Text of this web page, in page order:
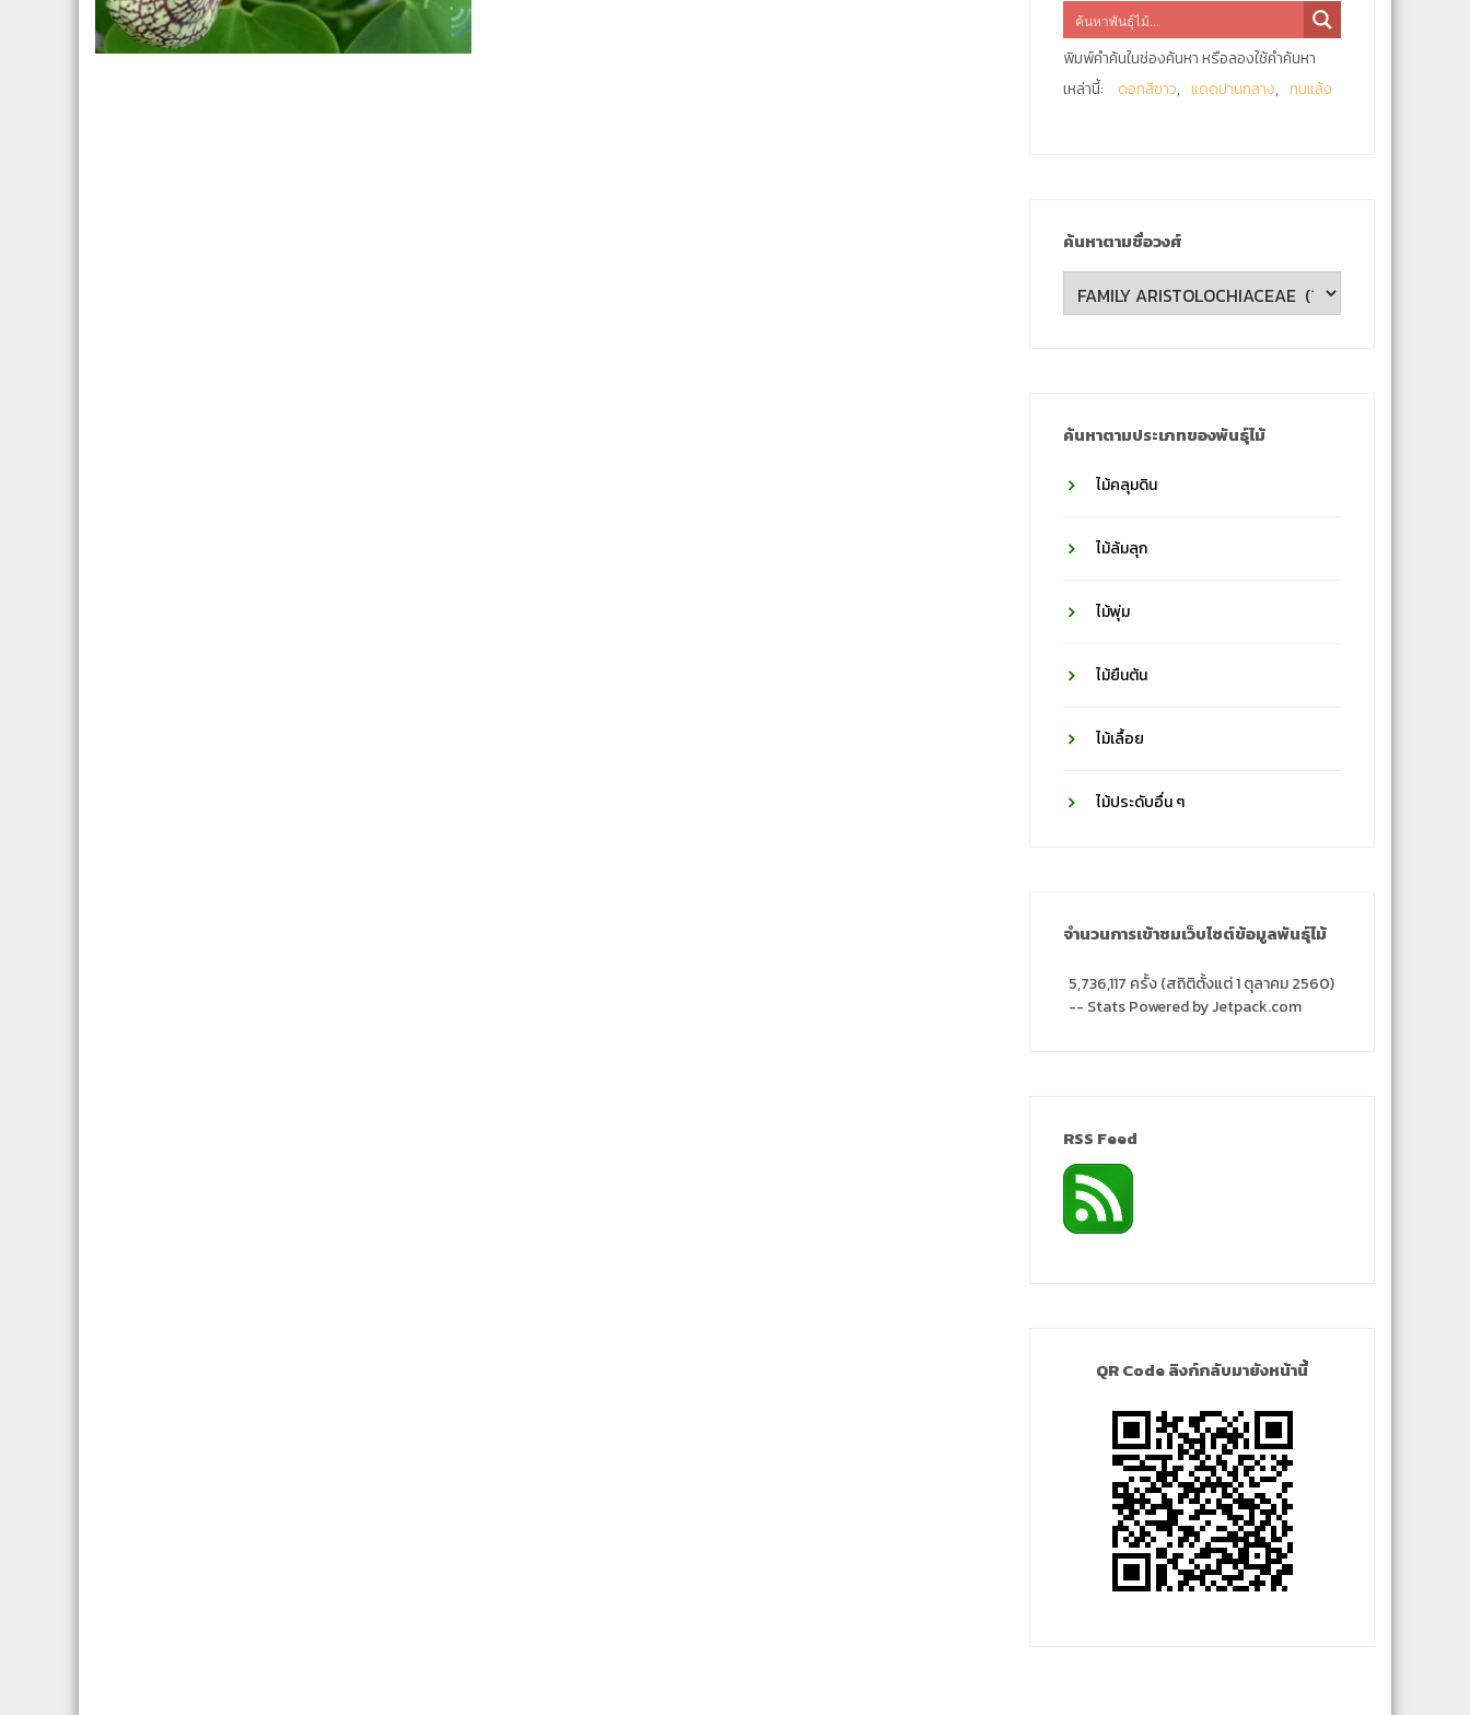
พิมพ์คำค้นในช่องค้นหา หรือลองใช้คำค้นหา
เหล่านี้:
ดอกสีขาว แดดปานกลาง ทนแล้ง
ค้นหาตามชื่อวงศ์
ค้นหา
ตาม
ค้นหาตามประเภทของพันธุ์ไม้
ไม้คลุมดิน
ไม้ล้มลุก
ไม้พุ่ม
ไม้ยืนต้น
ไม้เลื้อย
ไม้ประดับอื่น ๆ
จำนวนการเข้าชมเว็บไซต์ข้อมูลพันธุ์ไม้
5,736,117 ครั้ง (สถิติตั้งแต่ 1 ตุลาคม 2560)
-- Stats Powered by Jetpack.com
RSS Feed
QR Code ลิงก์กลับมายังหน้านี้